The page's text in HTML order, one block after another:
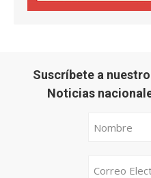
Suscríbete a
Noticias